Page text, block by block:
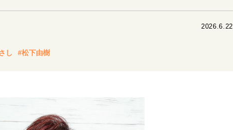
20代の現在地
地域とつながる/お金との付き合い方
2026.6.22
し #松下由樹